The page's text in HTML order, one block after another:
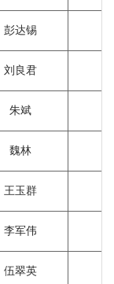
彭达锡
刘良君
朱斌
魏林
王玉群
李军伟
伍翠英